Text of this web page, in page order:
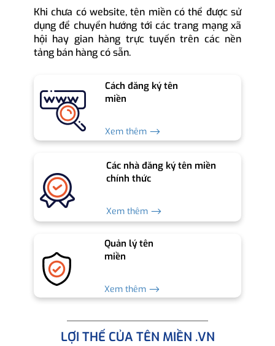
Khi chưa có website, tên miền có thể được sử
dụng để chuyển hướng tới các trang mạng xã
hội hay gian hàng trực tuyến trên các nền
tảng bán hàng có sẵn.
Cách đăng ký tên
miền
Xem thêm ⟶
Các nhà đăng ký tên miền
chính thức
Xem thêm ⟶
Quản lý tên
miền
Xem thêm ⟶
LỢI THẾ CỦA TÊN MIỀN .VN